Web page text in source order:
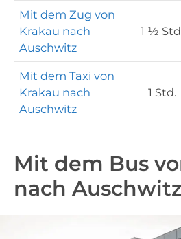
Mit dem Zug von
Krakau nach
Auschwitz
1 ½
Mit dem Taxi von
Krakau nach
Auschwitz
1 Std.
Mit dem Bus
nach Auschwitz